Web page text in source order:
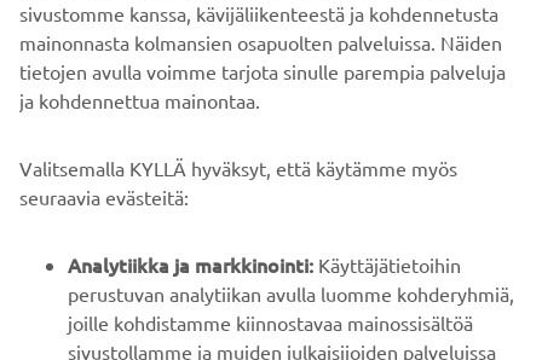
B2B
YAMAHA MUUALLA
ASIAKASTUKI
sivustomme kanssa, kävijäliikenteestä ja kohdennetusta
mainonnasta kolmansien osapuolten palveluissa. Näiden
tietojen avulla voimme tarjota sinulle parempia palveluja
ja kohdennettua mainontaa.
Valitsemalla KYLLÄ hyväksyt, että käytämme myös
seuraavia evästeitä:
Analytiikka ja markkinointi: Käyttäjätietoihin
perustuvan analytiikan avulla luomme kohderyhmiä,
joille kohdistamme kiinnostavaa mainossisältöä
sivustollamme ja muiden julkaisijoiden palveluissa